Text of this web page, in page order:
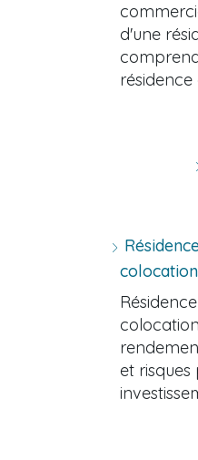
d'une
résidence
et